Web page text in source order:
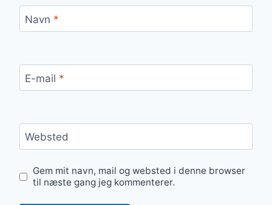
Navn *
E-mail *
Websted
Gem mit navn, mail og websted i denne browser
til næste gang jeg kommenterer.